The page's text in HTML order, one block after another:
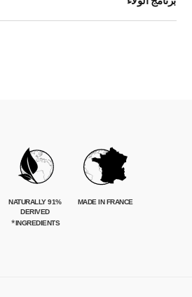
MADE IN FRANCE
91% NATURALLY
DERIVED
INGREDIENTS
*